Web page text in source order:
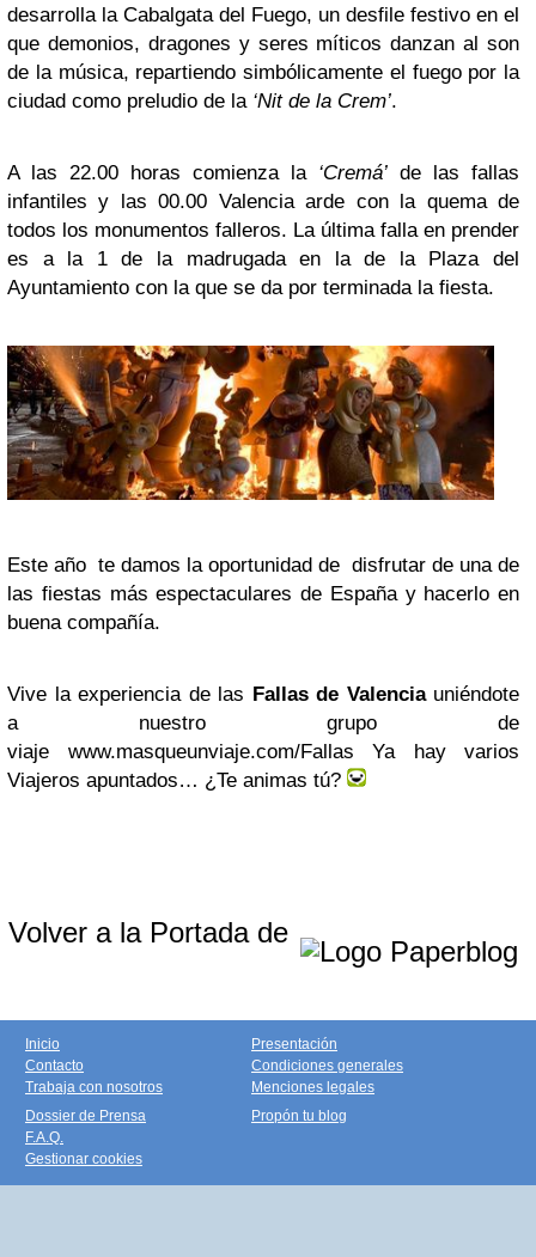
desarrolla la Cabalgata del Fuego, un desfile festivo en el
que demonios, dragones y seres míticos danzan al son
de la música, repartiendo simbólicamente el fuego por la
ciudad como preludio de la ‘Nit de la Crem’.
A las 22.00 horas comienza la‘Cremá’ de las fallas
infantiles y las 00.00 Valencia arde con la quema de
todos los monumentos falleros. La última falla en prender
es a la 1 de la madrugada en la de la Plaza del
Ayuntamiento con la que se da por terminada la fiesta.
Este año te damos la oportunidad de disfrutar de una de
las fiestas más espectaculares de España y hacerlo en
buena compañía.
Vive la experiencia de las Fallas de Valenciauniéndote
a nuestro grupo de
viaje www.masqueunviaje.com/Fallas Ya hay varios
Viajeros apuntados… ¿Te animas tú?
Volver a la Portada de
Inicio
Contacto
Trabaja con nosotros
Presentación
Condiciones generales
Menciones legales
Dossier de Prensa
F.A.Q.
Gestionar cookies
Propón tu blog